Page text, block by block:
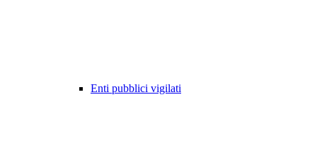
Enti pubblici vigilati